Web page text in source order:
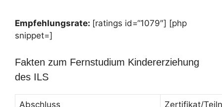
Empfehlungsrate: [ratings id=“1079″] [php
snippet=]
Fakten zum Fernstudium Kindererziehung
des ILS
Abschluss Zertifikat/